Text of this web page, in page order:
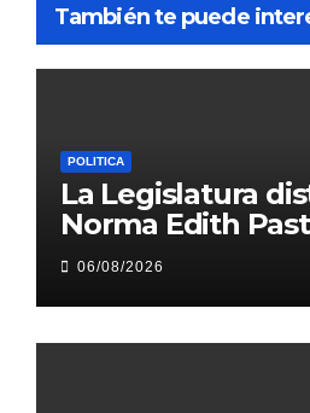
También te puede
POLITICA
La Legislatura
Norma Edith
“Libertador
San Martín”
06/08/2026